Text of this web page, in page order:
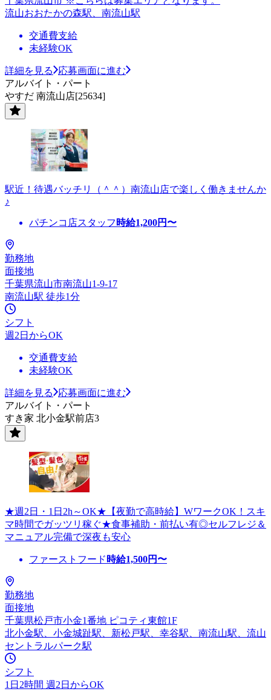
流山おおたかの森駅、南流山駅
交通費支給
未経験OK
詳細を見る
応募画面に進む
アルバイト・パート
やすだ 南流山店[25634]
駅近！待遇バッチリ（＾＾）南流山店で楽しく働きませんか
♪
パチンコ店スタッフ 時給1,200円〜
勤務地
面接地
千葉県流山市南流山1-9-17
南流山駅 徒歩1分
シフト
週2日からOK
交通費支給
未経験OK
詳細を見る
応募画面に進む
アルバイト・パート
すき家 北小金駅前店3
★週2日・1日2h～OK★【夜勤で高時給】WワークOK！スキ
マ時間でガッツリ稼ぐ★食事補助・前払い有◎セルフレジ＆
マニュアル完備で深夜も安心
ファーストフード 時給1,500円〜
勤務地
面接地
千葉県松戸市小金1番地 ピコティ東館1F
北小金駅、小金城趾駅、新松戸駅、幸谷駅、南流山駅、流山
セントラルパーク駅
シフト
1日2時間 週2日からOK